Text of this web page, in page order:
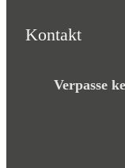
Kontakt
Verpasse